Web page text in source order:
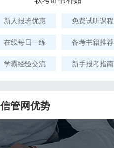
新人报班优惠 免费试听课程
在线每日一练 备考书籍推荐
学霸经验交流 新手报考指南
信管网优势